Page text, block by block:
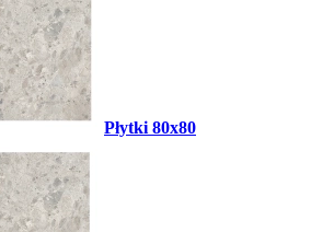
Płytki 80x80